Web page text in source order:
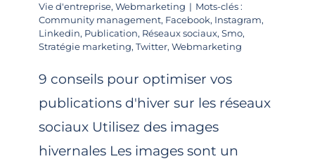
Vie d'entreprise, Webmarketing | Mots-clés :
Community management, Facebook, Instagram,
Linkedin, Publication, Réseaux sociaux, Smo,
Stratégie marketing, Twitter, Webmarketing
9 conseils pour optimiser vos
publications d'hiver sur les réseaux
sociaux Utilisez des images
hivernales Les images sont un